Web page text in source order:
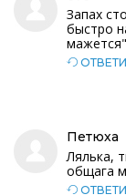
Запах
быстро
Петюха
Лялька,
общага